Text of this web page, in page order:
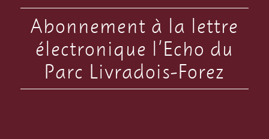
Abonnement à la lettre
électronique l’Echo du
Parc Livradois-Forez